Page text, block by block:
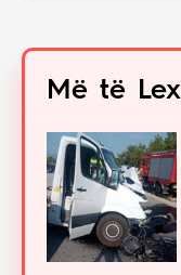
Më të